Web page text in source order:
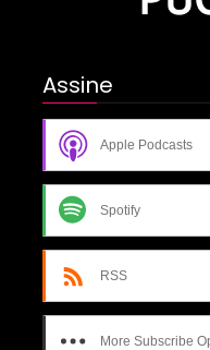
Assine
Apple Podcasts
Spotify
RSS
More Subscribe